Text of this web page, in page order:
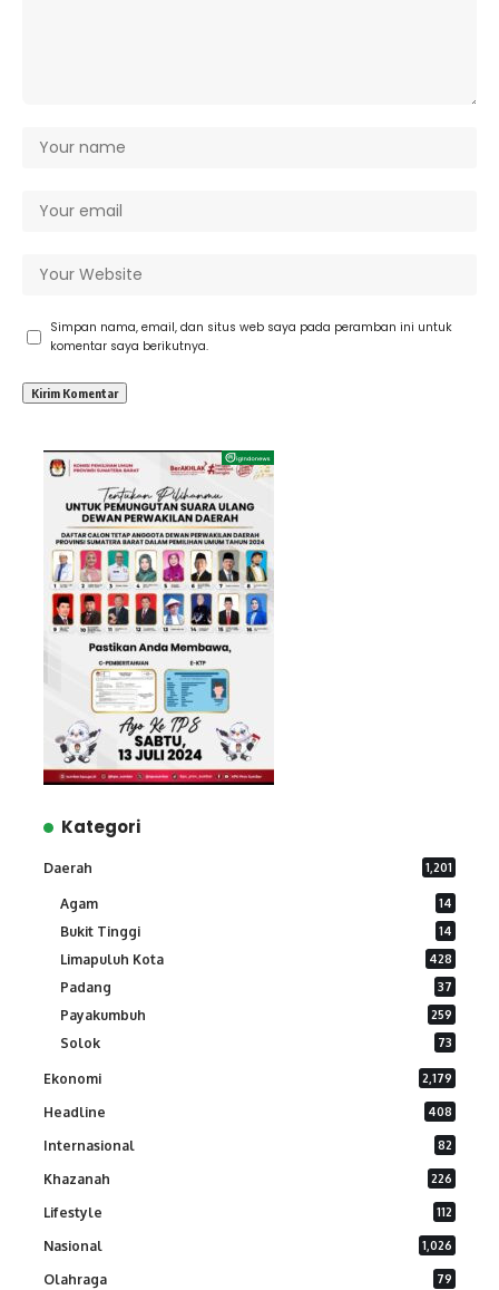
Simpan nama, email, dan situs web saya pada peramban ini untuk
komentar saya berikutnya.
Kategori
Daerah 1,201
Agam 14
Bukit Tinggi 14
Limapuluh Kota 428
Padang 37
Payakumbuh 259
Solok 73
Ekonomi 2,179
Headline 408
Internasional 82
Khazanah 226
Lifestyle 112
Nasional 1,026
Olahraga 79